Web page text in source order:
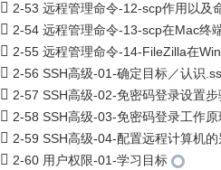
2-53 远程管理命令-12-scp作用以及
2-54 远程管理命令-13-scp在Mac终
2-55 远程管理命令-14-FileZilla在
2-56 SSH高级-01-确定目标／认识
2-57 SSH高级-02-免密码登录设置步
2-58 SSH高级-03-免密码登录工作原
2-59 SSH高级-04-配置远程计算机的
2-60 用户权限-01-学习目标